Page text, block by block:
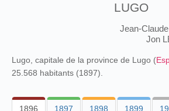
LUGO
Jean-
Jon
Lugo, capitale de la province de Lugo (
25.568 habitants (1897).
1896 1897 1898 1899